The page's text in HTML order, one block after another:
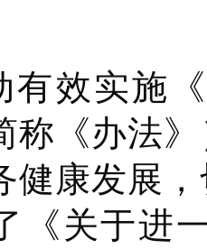
有效实施
称《办法
健康发展
《关于进